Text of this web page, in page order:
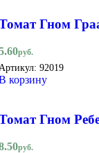
Гном
руб.
92019
корзину
Гном
руб.